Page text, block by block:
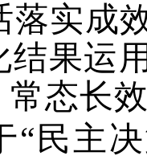
落实成
结果运
态长
“民主